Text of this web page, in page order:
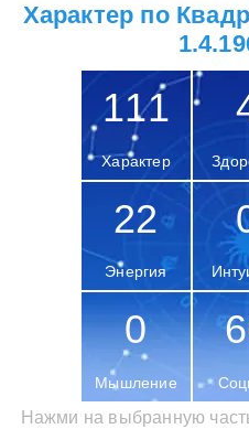
Характер по
111
Характер
22
Энергия
0
Мышление
Нажми на выбранную